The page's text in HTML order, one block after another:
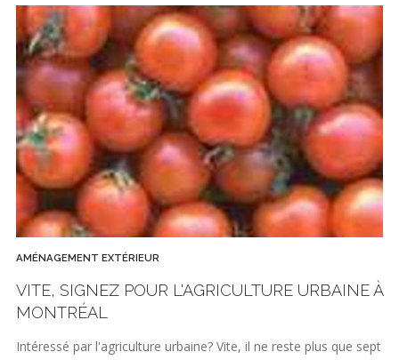
AMÉNAGEMENT EXTÉRIEUR
VITE, SIGNEZ POUR L'AGRICULTURE URBAINE À
MONTRÉAL
Intéressé par l'agriculture urbaine? Vite, il ne reste plus que sept